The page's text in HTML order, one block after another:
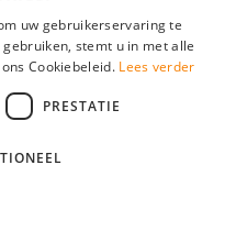
uw gebruikerservaring te
stemt u in met alle
Cookiebeleid. Lees verder
PRESTATIE